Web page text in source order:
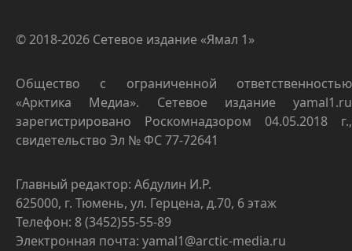
© 2018-2026 Сетевое издание «Ямал 1»
Общество с ограниченной ответственностью
«Арктика Медиа». Сетевое издание yamal1.ru
зарегистрировано Роскомнадзором 04.05.2018 г.,
свидетельство Эл № ФС 77-72641
Главный редактор: Абдулин И.Р.
625000, г. Тюмень, ул. Герцена, д.70, 6 этаж
Телефон: 8 (3452)55-55-89
Электронная почта: yamal1@arctic-media.ru